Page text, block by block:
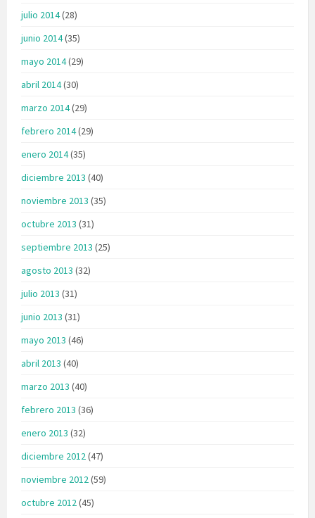
julio 2014(28)
junio 2014(35)
mayo 2014(29)
abril 2014(30)
marzo 2014(29)
febrero 2014(29)
enero 2014(35)
diciembre 2013 (40)
noviembre 2013 (35)
octubre 2013 (31)
septiembre 2013 (25)
agosto 2013 (32)
julio 2013 (31)
junio 2013 (31)
mayo 2013 (46)
abril 2013 (40)
marzo 2013 (40)
febrero 2013 (36)
enero 2013 (32)
diciembre 2012(47)
noviembre 2012(59)
octubre 2012(45)